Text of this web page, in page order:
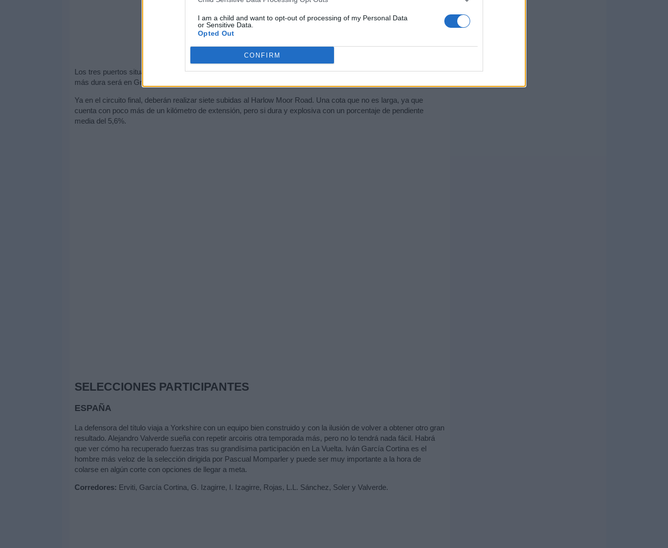
I am a child and want to opt-out of processing of my Personal Data
or Sensitive Data.
Opted Out
CONFIRM
Los tres puertos situados en el tramo inicial de la prueba empezarán a acumular fatiga en las piernas. La subida
más dura será en Grinton Moore, una ascensión de 4,4 kilómetros al 5,4% de desnivel medio.
Ya en el circuito final, deberán realizar siete subidas al Harlow Moor Road. Una cota que no es larga, ya que
cuenta con poco más de un kilómetro de extensión, pero si dura y explosiva con un porcentaje de pendiente
media del 5,6%.
SELECCIONES PARTICIPANTES
ESPAÑA
La defensora del título viaja a Yorkshire con un equipo bien construido y con la ilusión de volver a obtener otro gran
resultado. Alejandro Valverde sueña con repetir arcoiris otra temporada más, pero no lo tendrá nada fácil. Habrá
que ver cómo ha recuperado fuerzas tras su grandísima participación en La Vuelta. Iván García Cortina es el
hombre más veloz de la selección dirigida por Pascual Momparler y puede ser muy importante a la hora de
colarse en algún corte con opciones de llegar a meta.
Corredores: Erviti, García Cortina, G. Izagirre, I. Izagirre, Rojas, L.L. Sánchez, Soler y Valverde.